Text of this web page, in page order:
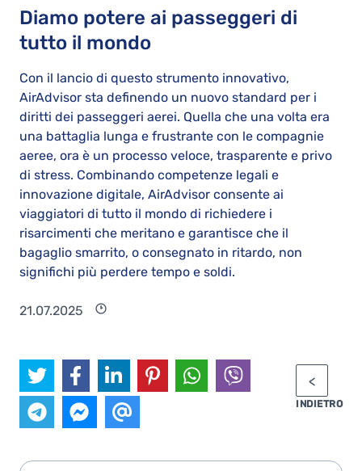
Diamo potere ai passeggeri di
tutto il mondo
Con il lancio di questo strumento innovativo,
AirAdvisor sta definendo un nuovo standard per i
diritti dei passeggeri aerei. Quella che una volta era
una battaglia lunga e frustrante con le compagnie
aeree, ora è un processo veloce, trasparente e privo
di stress. Combinando competenze legali e
innovazione digitale, AirAdvisor consente ai
viaggiatori di tutto il mondo di richiedere i
risarcimenti che meritano e garantisce che il
bagaglio smarrito, o consegnato in ritardo, non
significhi più perdere tempo e soldi.
21.07.2025
INDIETRO